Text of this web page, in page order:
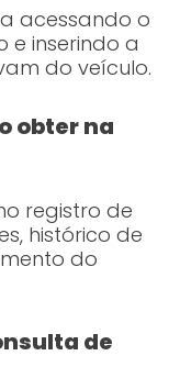
acessando o
e inserindo a
do veículo.
obter na
registro de
histórico de
do
de